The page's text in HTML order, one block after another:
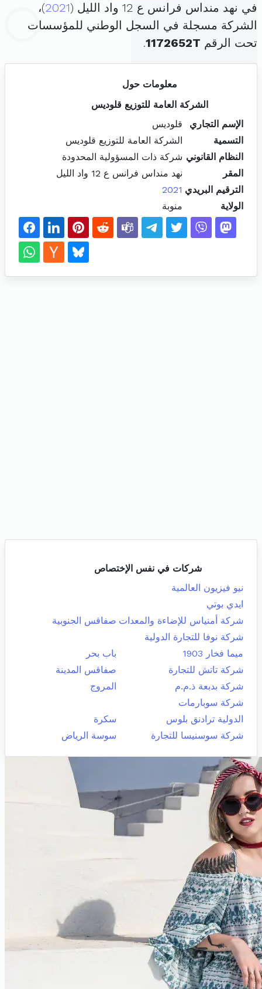
في نهد منداس فرانس ع 12 واد الليل (
2021)،
الشركة مسجلة في السجل الوطني للمؤسسات
تحت الرقم 1172652T
.
معلومات حول
الشركة العامة للتوزيع قلوديس
الإسم التجاري
قلوديس
التسمية
الشركة العامة للتوزيع قلوديس
النظام القانوني شركة ذات المسؤولية المحدودة
المقر
نهد منداس فرانس ع 12 واد الليل
الترقيم البريدي 2021
الولاية
منوبة
شركات في نفس الإختصاص
نيو فيزيون العالمية
ايدي بوتي
شركة أمنياس للإضاءة والمعدات صفاقس الجنوبية
شركة نوفا للتجارة الدولية
ميما فخار 1903
باب بحر
شركة تاتش للتجارة
صفاقس المدينة
شركة بدبعة ذ.م.م
المروج
شركة سوبارمات
الدولية ترادنق بلوس
سكرة
شركة سوسنيسا للتجارة
سوسة الرياض